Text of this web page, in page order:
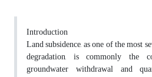
Introduction
Land subsidence, as one of the most
degradation, is commonly the
groundwater withdrawal and